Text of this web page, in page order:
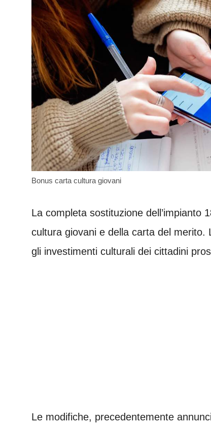
Bonus carta cultura giovani
La completa sostituzione dell’impianto
cultura giovani e della carta del merito.
gli investimenti culturali dei cittadini
Le modifiche, precedentemente